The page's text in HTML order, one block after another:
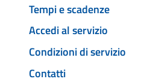
Tempi e scadenze
Accedi al servizio
Condizioni di servizio
Contatti